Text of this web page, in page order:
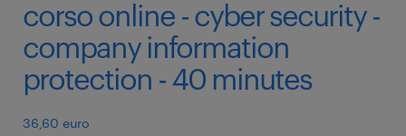
corso online - cyber security -
company information
protection - 40 minutes
36,60 euro